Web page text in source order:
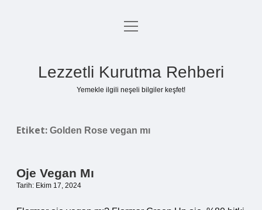
Anasayfa
menüyü
Lezzetli Kurutma Rehberi
Yemekle ilgili neşeli bilgiler keşfet!
Etiket: Golden Rose vegan mı
Oje Vegan Mı
Tarih: Ekim 17, 2024